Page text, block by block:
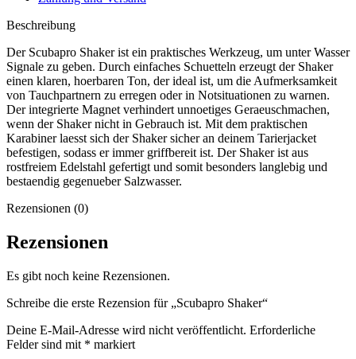
Beschreibung
Der Scubapro Shaker ist ein praktisches Werkzeug, um unter Wasser
Signale zu geben. Durch einfaches Schuetteln erzeugt der Shaker
einen klaren, hoerbaren Ton, der ideal ist, um die Aufmerksamkeit
von Tauchpartnern zu erregen oder in Notsituationen zu warnen.
Der integrierte Magnet verhindert unnoetiges Geraeuschmachen,
wenn der Shaker nicht in Gebrauch ist. Mit dem praktischen
Karabiner laesst sich der Shaker sicher an deinem Tarierjacket
befestigen, sodass er immer griffbereit ist. Der Shaker ist aus
rostfreiem Edelstahl gefertigt und somit besonders langlebig und
bestaendig gegenueber Salzwasser.
Rezensionen (0)
Rezensionen
Es gibt noch keine Rezensionen.
Schreibe die erste Rezension für „Scubapro Shaker“
Deine E-Mail-Adresse wird nicht veröffentlicht. Erforderliche
Felder sind mit * markiert